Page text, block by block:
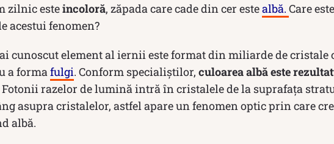
zilnic esteincoloră, zăpada care cade din cer estealbă. Care
acestui fenomen?
cunoscut element al iernii este format din miliarde de cristale
a formafulgi. Conform specialiștilor, culoarea albă este
Fotonii razelor de lumină intră în cristalele de la suprafața
asupra cristalelor, astfel apare un fenomen optic prin care
albă.